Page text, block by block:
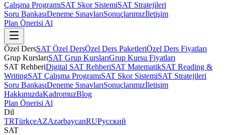
Çalışma ProgramıSAT Skor SistemiSAT Stratejileri
Soru BankasıDeneme SınavlarıSonuçlarımızİletişim
Plan Önerisi Al
Özel DersSAT Özel DersÖzel Ders PaketleriÖzel Ders Fiyatları
Grup KurslarıSAT Grup KurslarıGrup Kursu Fiyatları
SAT RehberiDigital SAT RehberiSAT MatematikSAT Reading &
WritingSAT Çalışma ProgramıSAT Skor SistemiSAT Stratejileri
Soru BankasıDeneme SınavlarıSonuçlarımızİletişim
HakkımızdaKadromuzBlog
Plan Önerisi Al
Dil
TRTürkçeAZAzərbaycanRUРусский
SAT